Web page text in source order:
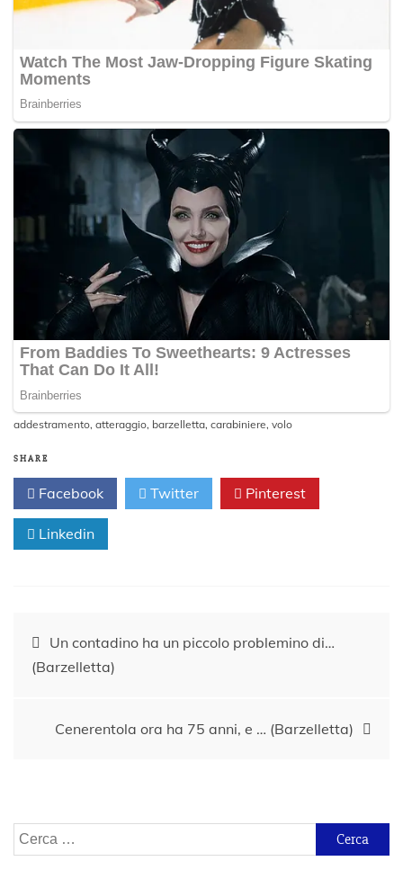
addestramento, atteraggio, barzelletta, carabiniere, volo
SHARE
Facebook Twitter Pinterest
Linkedin
Navigazione
articoli
Un contadino ha un piccolo problemino di…
(Barzelletta)
Cenerentola ora ha 75 anni, e … (Barzelletta)
Ricerca
per: